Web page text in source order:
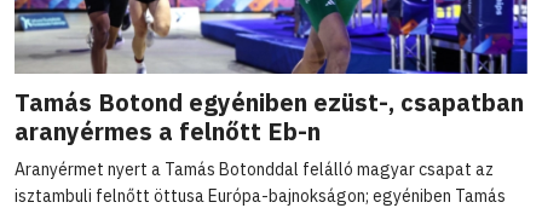
Tamás Botond egyéniben ezüst-, csapatban
aranyérmes a felnőtt Eb-n
Aranyérmet nyert a Tamás Botonddal felálló magyar csapat az
isztambuli felnőtt öttusa Európa-bajnokságon; egyéniben Tamás